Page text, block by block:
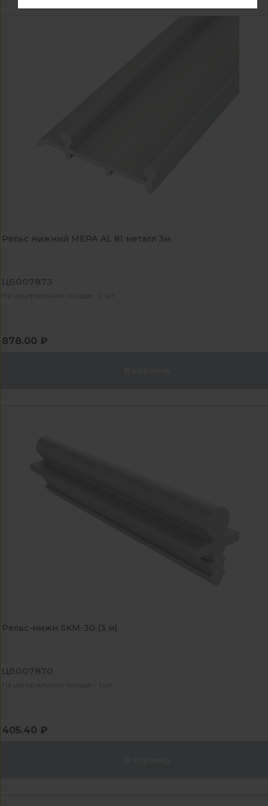
Рельс нижний МЕРА AL 81 металл 3м
ЦБ007873
На центральном складе - 2 шт
878.00 ₽
Рельс-нижн SKM-30 (3 м)
ЦБ007870
На центральном складе - 1 шт
405.40 ₽